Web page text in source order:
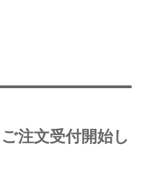
注文受付開始し